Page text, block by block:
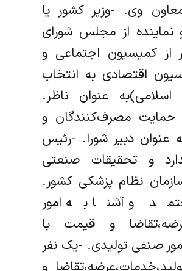
وی. -وزیر کشور یا
از مجلس شورای
از کمیسیون اجتماعی و
اقتصادی به انتخاب
عنوان ناظر.
حمایت مصرف‌کنندگان و
عنوان دبیر شورا. -رئیس
و تحقیقات صنعتی
نظام پزشکی کشور.
و آشنا به امور
و قیمت با
صنفی تولیدی. -یک نفر